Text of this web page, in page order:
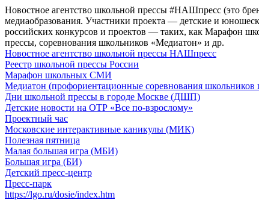
Новостное агентство школьной прессы #НАШпресс (это
медиаобразования. Участники проекта — детские и
российских конкурсов и проектов — таких, как Марафон
прессы, соревнования школьников «Медиатон» и др.
Новостное агентство школьной прессы НАШпресс
Реестр школьной прессы России
Марафон школьных СМИ
Медиатон (профориентационные соревнования школьников
Дни школьной прессы в городе Москве (ДШП)
Детские новости на ОТР «Все по-взрослому»
Проектный час
Московские интерактивные каникулы (МИК)
Полезная пятница
Малая большая игра (МБИ)
Большая игра (БИ)
Детский пресс-центр
Пресс-парк
https://lgo.ru/dosie/index.htm